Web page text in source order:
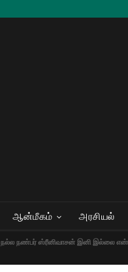
ஆன்மீகம் அரசியல்
நல்ல நண்பர் ஸ்ரீனிவாசன் இனி இல்லை